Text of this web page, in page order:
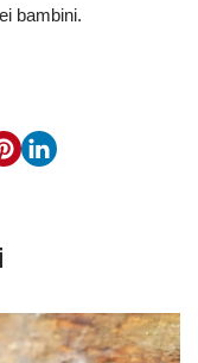
bambini.